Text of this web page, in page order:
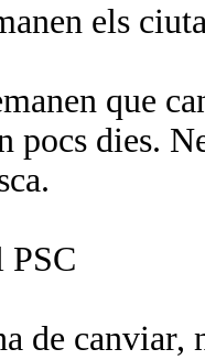
els
que
pocs dies.
PSC
de